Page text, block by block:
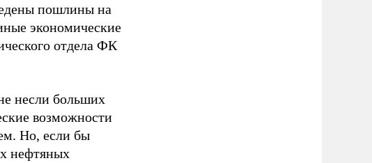
пошлины на
экономические
отдела ФК
несли больших
возможности
Но, если бы
нефтяных